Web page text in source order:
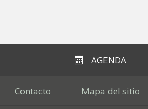
AGENDA
Contacto Mapa del sitio